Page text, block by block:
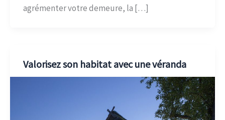
agrémenter votre demeure, la […]
Valorisez son habitat avec une véranda